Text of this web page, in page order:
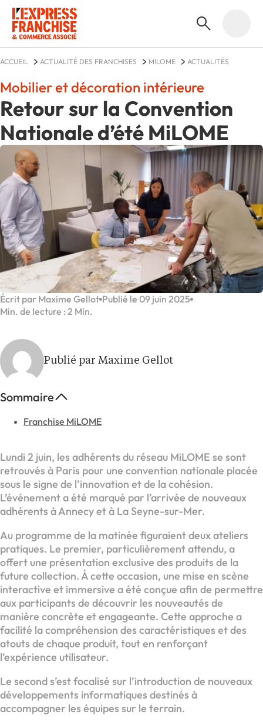
ACCUEIL ACTUALITÉ DES FRANCHISES MILOME ACTUALITÉS
Retour sur la Convention
Nationale d’été MiLOME
Mobilier et décoration intérieure
Écrit par Maxime Gellot Publié le 09 juin 2025
Min. de lecture : 2 Min.
Publié par Maxime Gellot
Sommaire
Franchise MiLOME
Lundi 2 juin, les adhérents du réseau MiLOME se sont
retrouvés à Paris pour une convention nationale placée
sous le signe de l’innovation et de la cohésion.
L’événement a été marqué par l’arrivée de nouveaux
adhérents à Annecy et à La Seyne-sur-Mer.
Au programme de la matinée figuraient deux ateliers
pratiques. Le premier, particulièrement attendu, a
offert une présentation exclusive des produits de la
future collection. À cette occasion, une mise en scène
interactive et immersive a été conçue afin de permettre
aux participants de découvrir les nouveautés de
manière concrète et engageante. Cette approche a
facilité la compréhension des caractéristiques et des
atouts de chaque produit, tout en renforçant
l’expérience utilisateur.
Le second s’est focalisé sur l’introduction de nouveaux
développements informatiques destinés à
accompagner les équipes sur le terrain.